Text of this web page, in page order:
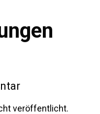
veröffentlicht.